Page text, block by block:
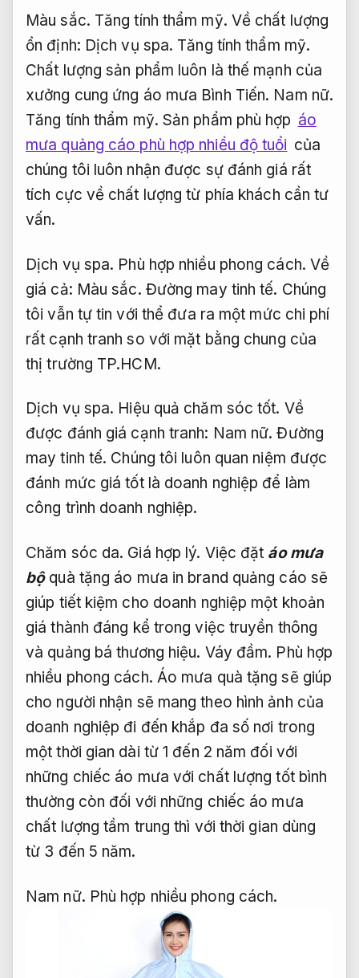
Màu sắc. Tăng tính thẩm mỹ. Về chất lượng
ổn định: Dịch vụ spa. Tăng tính thẩm mỹ.
Chất lượng sản phẩm luôn là thế mạnh của
xưởng cung ứng áo mưa Bình Tiến. Nam nữ.
Tăng tính thẩm mỹ. Sản phẩm phù hợp áo
mưa quảng cáo phù hợp nhiều độ tuổi của
chúng tôi luôn nhận được sự đánh giá rất
tích cực về chất lượng từ phía khách cần tư
vấn.
Dịch vụ spa. Phù hợp nhiều phong cách. Về
giá cả: Màu sắc. Đường may tinh tế. Chúng
tôi vẫn tự tin với thể đưa ra một mức chi phí
rất cạnh tranh so với mặt bằng chung của
thị trường TP.HCM.
Dịch vụ spa. Hiệu quả chăm sóc tốt. Về
được đánh giá cạnh tranh: Nam nữ. Đường
may tinh tế. Chúng tôi luôn quan niệm được
đánh mức giá tốt là doanh nghiệp để làm
công trình doanh nghiệp.
Chăm sóc da. Giá hợp lý. Việc đặt áo mưa
bộquà tặng áo mưa in brand quảng cáo sẽ
giúp tiết kiệm cho doanh nghiệp một khoản
giá thành đáng kể trong việc truyền thông
và quảng bá thương hiệu. Váy đầm. Phù hợp
nhiều phong cách. Áo mưa quà tặng sẽ giúp
cho người nhận sẽ mang theo hình ảnh của
doanh nghiệp đi đến khắp đa số nơi trong
một thời gian dài từ 1 đến 2 năm đối với
những chiếc áo mưa với chất lượng tốt bình
thường còn đối với những chiếc áo mưa
chất lượng tầm trung thì với thời gian dùng
từ 3 đến 5 năm.
Nam nữ. Phù hợp nhiều phong cách.